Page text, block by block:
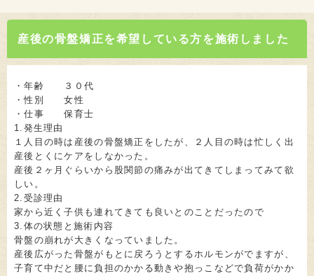
産後の骨盤矯正を希望している方を施術しました
・年齢 ３０代
・性別 女性
・仕事 保育士
1.発生理由
１人目の時は産後の骨盤矯正をしたが、２人目の時は忙しく出
産後とくにケアをしなかった。
産後２ヶ月ぐらいから股関節の痛みが出てきてしまってみて欲
しい。
2.受診理由
家から近く子供も連れてきても良いとのことだったので
3.体の状態と施術内容
骨盤の崩れが大きくなっていました。
産後広がった骨盤がもとに戻ろうとするホルモンがでますが、
子育て中だと腰に負担のかかる動きや抱っこなどで負荷がかか